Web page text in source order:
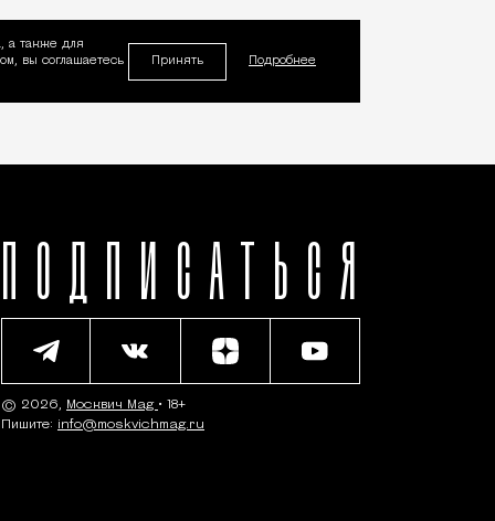
а также для
вы соглашаетесь
Принять Подробнее
ПОДПИСАТЬСЯ
© 2026, Москвич Mag • 18+
Пишите: info@moskvichmag.ru